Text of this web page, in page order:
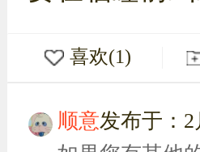
喜欢(1)
顺意发布于：2